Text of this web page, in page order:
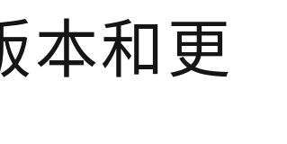
本和更